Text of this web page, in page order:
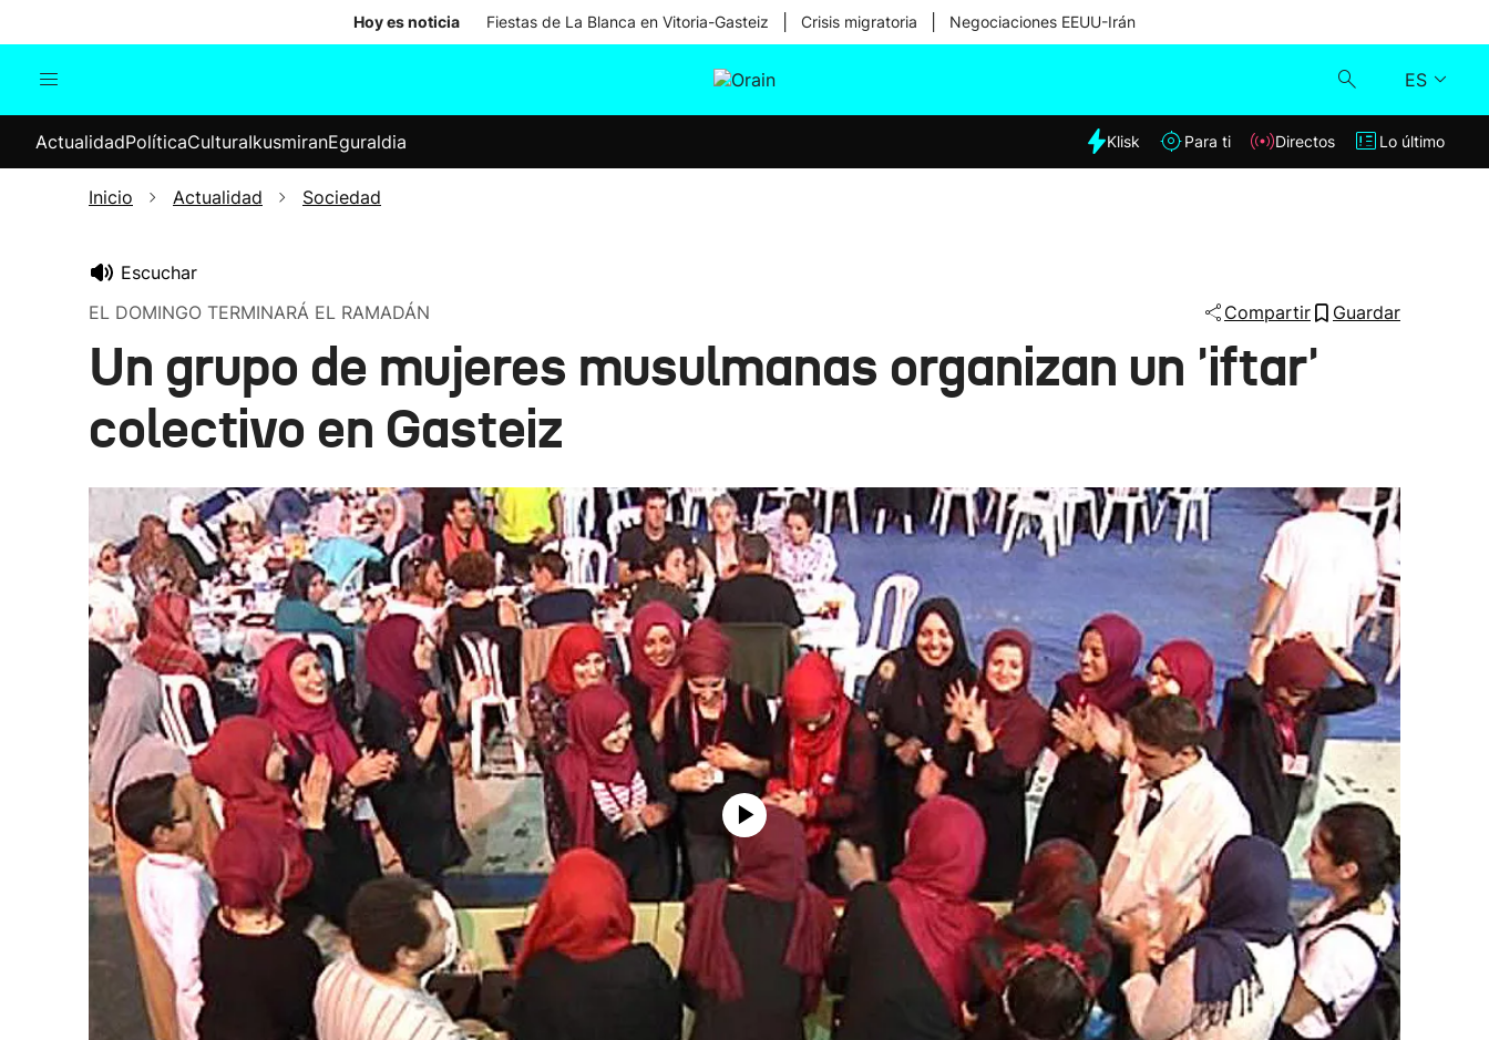
Hoy es noticia Fiestas de La Blanca en Vitoria-Gasteiz Crisis migratoria Negociaciones EEUU-Irán
ES
Internacional
Elecciones
Klisk
ActualidadPolíticaCulturaIkusmiranEguraldia Klisk Para ti Directos Lo último
Inicio Actualidad Sociedad
Escuchar
EL DOMINGO TERMINARÁ EL RAMADÁN
Compartir Guardar
Un grupo de mujeres musulmanas organizan un 'iftar'
colectivo en Gasteiz